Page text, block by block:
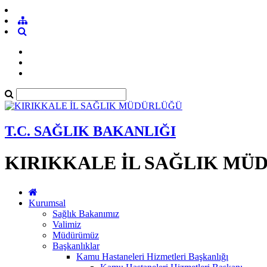
T.C. SAĞLIK BAKANLIĞI
KIRIKKALE İL SAĞLIK
Kurumsal
Sağlık Bakanımız
Valimiz
Müdürümüz
Başkanlıklar
Kamu Hastaneleri Hizmetleri Başkanlığı